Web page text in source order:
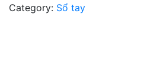
Category: Sổ tay